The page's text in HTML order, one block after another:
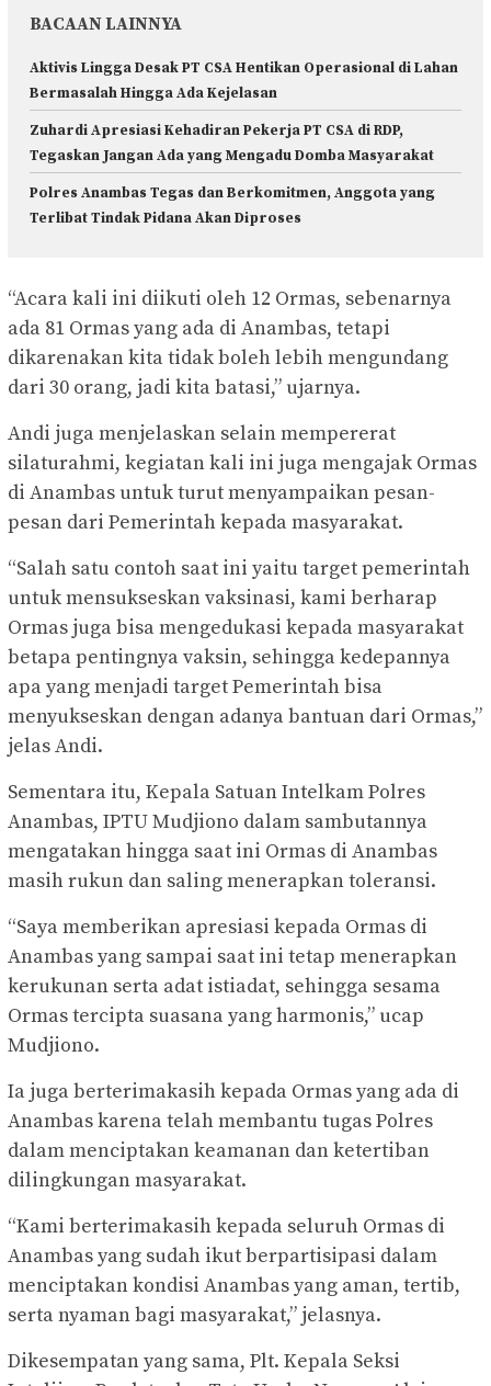
BACAAN LAINNYA
Aktivis Lingga Desak PT CSA Hentikan Operasional di Lahan
Bermasalah Hingga Ada Kejelasan
Zuhardi Apresiasi Kehadiran Pekerja PT CSA di RDP,
Tegaskan Jangan Ada yang Mengadu Domba Masyarakat
Polres Anambas Tegas dan Berkomitmen, Anggota yang
Terlibat Tindak Pidana Akan Diproses
“Acara kali ini diikuti oleh 12 Ormas, sebenarnya
ada 81 Ormas yang ada di Anambas, tetapi
dikarenakan kita tidak boleh lebih mengundang
dari 30 orang, jadi kita batasi,” ujarnya.
Andi juga menjelaskan selain mempererat
silaturahmi, kegiatan kali ini juga mengajak Ormas
di Anambas untuk turut menyampaikan pesan-
pesan dari Pemerintah kepada masyarakat.
“Salah satu contoh saat ini yaitu target pemerintah
untuk mensukseskan vaksinasi, kami berharap
Ormas juga bisa mengedukasi kepada masyarakat
betapa pentingnya vaksin, sehingga kedepannya
apa yang menjadi target Pemerintah bisa
menyukseskan dengan adanya bantuan dari Ormas,”
jelas Andi.
Sementara itu, Kepala Satuan Intelkam Polres
Anambas, IPTU Mudjiono dalam sambutannya
mengatakan hingga saat ini Ormas di Anambas
masih rukun dan saling menerapkan toleransi.
“Saya memberikan apresiasi kepada Ormas di
Anambas yang sampai saat ini tetap menerapkan
kerukunan serta adat istiadat, sehingga sesama
Ormas tercipta suasana yang harmonis,” ucap
Mudjiono.
Ia juga berterimakasih kepada Ormas yang ada di
Anambas karena telah membantu tugas Polres
dalam menciptakan keamanan dan ketertiban
dilingkungan masyarakat.
“Kami berterimakasih kepada seluruh Ormas di
Anambas yang sudah ikut berpartisipasi dalam
menciptakan kondisi Anambas yang aman, tertib,
serta nyaman bagi masyarakat,” jelasnya.
Dikesempatan yang sama, Plt. Kepala Seksi